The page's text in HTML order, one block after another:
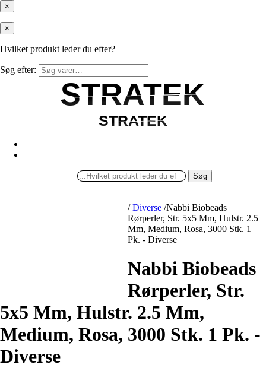
×
×
Hvilket produkt leder du efter?
Søg efter:
STRATEK
STRATEK
STRATEK
STRATEK
Søg
/ Diverse /Nabbi Biobeads
Rørperler, Str. 5x5 Mm, Hulstr. 2.5
Mm, Medium, Rosa, 3000 Stk. 1
Pk. - Diverse
Nabbi Biobeads
Rørperler, Str.
5x5 Mm, Hulstr. 2.5 Mm,
Medium, Rosa, 3000 Stk. 1 Pk. -
Diverse